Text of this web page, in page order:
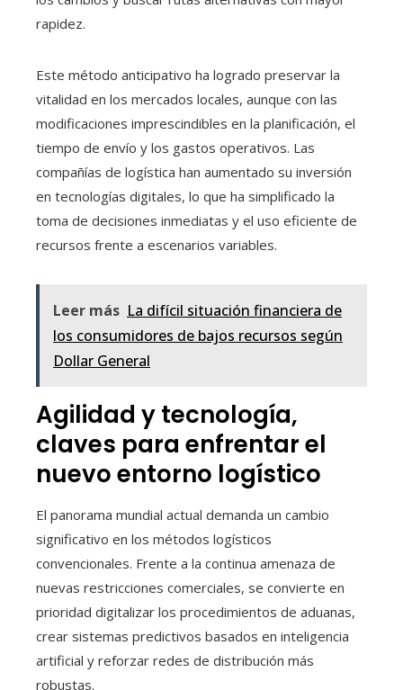
rapidez.
Este método anticipativo ha logrado preservar la
vitalidad en los mercados locales, aunque con las
modificaciones imprescindibles en la planificación, el
tiempo de envío y los gastos operativos. Las
compañías de logística han aumentado su inversión
en tecnologías digitales, lo que ha simplificado la
toma de decisiones inmediatas y el uso eficiente de
recursos frente a escenarios variables.
Leer más La difícil situación financiera de
los consumidores de bajos recursos según
Dollar General
Agilidad y tecnología,
claves para enfrentar el
nuevo entorno logístico
El panorama mundial actual demanda un cambio
significativo en los métodos logísticos
convencionales. Frente a la continua amenaza de
nuevas restricciones comerciales, se convierte en
prioridad digitalizar los procedimientos de aduanas,
crear sistemas predictivos basados en inteligencia
artificial y reforzar redes de distribución más
robustas.